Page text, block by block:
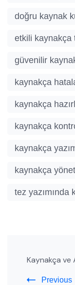
doğru kaynak
etkili kaynakça
güvenilir
kaynakça
kaynakça
kaynakça
kaynakça
kaynakça
tez yazımında
Kaynakça ve
Previous